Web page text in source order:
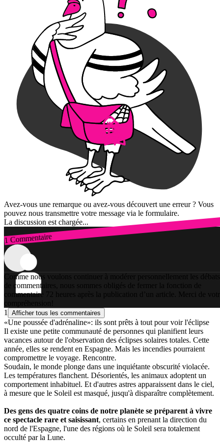
Avez-vous une remarque ou avez-vous découvert une erreur ? Vous
pouvez nous transmettre votre message via le formulaire.
La discussion est chargée...
1 Commentaire
Connexion
Comme nous voulons continuer à modérer personnellement les débats
de commentaires, nous sommes obligés de fermer la fonction de
commentaire 72 heures après la publication d’un article. Merci de
compréhension!
1 Afficher tous les commentaires
«Une poussée d'adrénaline»: ils sont prêts à tout pour voir l'éclipse
Il existe une petite communauté de personnes qui planifient leurs
vacances autour de l'observation des éclipses solaires totales. Cette
année, elles se rendent en Espagne. Mais les incendies pourraient
compromettre le voyage. Rencontre.
Soudain, le monde plonge dans une inquiétante obscurité violacée.
Les températures flanchent. Désorientés, les animaux adoptent un
comportement inhabituel. Et d'autres astres apparaissent dans le ciel,
à mesure que le Soleil est masqué, jusqu'à disparaître complètement.
Des gens des quatre coins de notre planète se préparent à vivre
ce spectacle rare et saisissant, certains en prenant la direction du
nord de l'Espagne, l'une des régions où le Soleil sera totalement
occulté par la Lune.